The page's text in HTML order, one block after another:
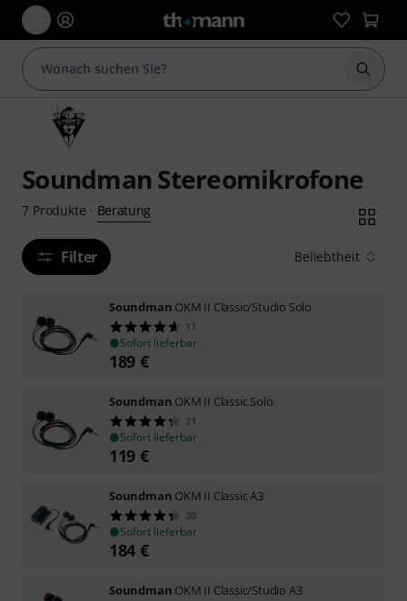
Suche
Soundman Stereomikrofone
7 Produkte · Beratung
Filter Beliebtheit
Soundman OKM II Classic/Studio Solo
11
Sofort lieferbar
189 €
Soundman OKM II Classic Solo
21
Sofort lieferbar
119 €
Soundman OKM II Classic A3
20
Sofort lieferbar
184 €
Soundman OKM II Classic/Studio A3